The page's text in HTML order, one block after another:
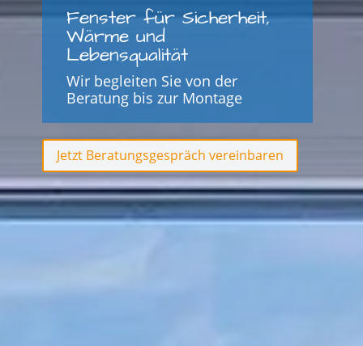
Fenster für Sicherheit,
Wärme und
Lebensqualität
Wir begleiten Sie von der
Beratung bis zur Montage
Jetzt Beratungsgespräch vereinbaren